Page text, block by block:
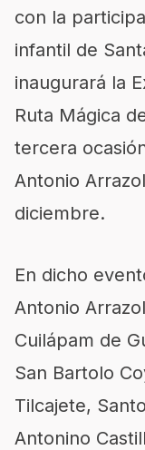
con la
infantil de
inaugurará la
Ruta Mágica
tercera
Antonio
diciembre.
En dicho
Antonio
Cuilápam de
San Bartolo
Tilcajete,
Antonino